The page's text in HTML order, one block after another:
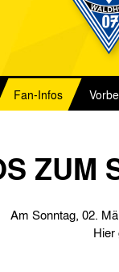
Fan-Infos
ZUM
Am Sonntag, 02.
Hier